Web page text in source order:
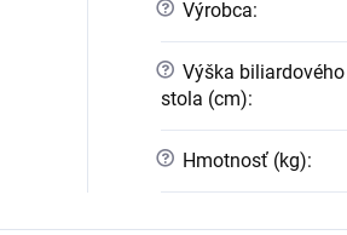
? Výrobca:
? Výška biliardového
stola (cm):
? Hmotnosť (kg):